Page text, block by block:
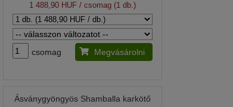
1 488,90 HUF/ csomag (1 db.)
csomag Megvásárolni
Ásványgyöngyös Shamballa karkötő